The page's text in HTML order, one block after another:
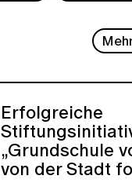
Erfolgreiche
„Grundschule
von der Stadt